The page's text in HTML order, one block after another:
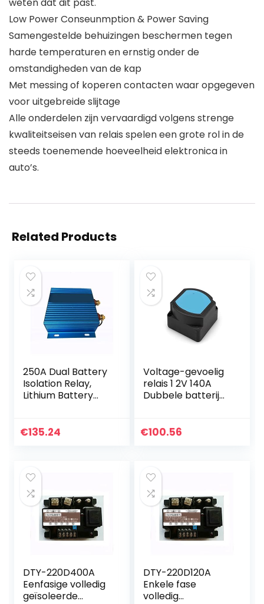
weten dat dit past.
Low Power Conseunmption & Power Saving
Samengestelde behuizingen beschermen tegen
harde temperaturen en ernstig onder de
omstandigheden van de kap
Met messing of koperen contacten waar opgegeven
voor uitgebreide slijtage
Alle onderdelen zijn vervaardigd volgens strenge
kwaliteitseisen van relais spelen een grote rol in de
steeds toenemende hoeveelheid elektronica in
auto’s.
Related Products
250A Dual Battery
Isolation Relay,
Lithium Battery
Isolation
€135.24
Voltage-gevoelig
relais 1 2V 140A
Dubbele batterij
VSR Voltage split
€100.56
DTY-220D400A
Eenfasige volledig
geïsoleerde
DTY-220D120A
Enkele fase
volledig